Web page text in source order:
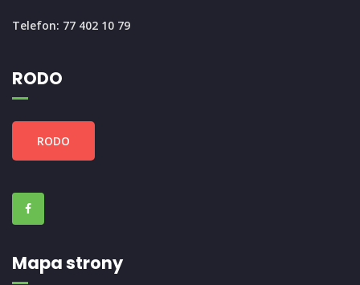
Telefon: 77 402 10 79
RODO
RODO
Mapa strony